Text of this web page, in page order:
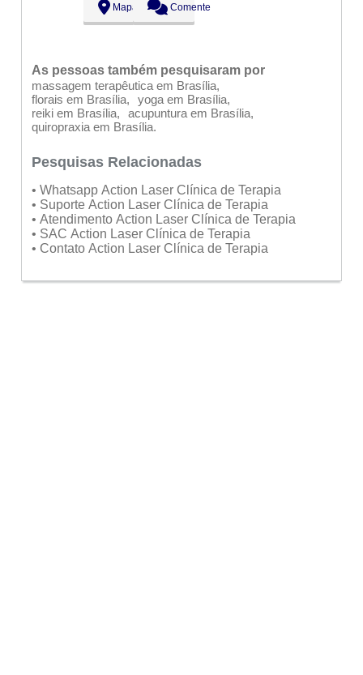
Mapa Comente
As pessoas também pesquisaram por
massagem terapêutica em Brasília
florais em Brasília
yoga em Brasília
reiki em Brasília
acupuntura em Brasília
quiropraxia em Brasília
Pesquisas Relacionadas
• Whatsapp Action Laser Clínica de Terapia
• Suporte Action Laser Clínica de Terapia
• Atendimento Action Laser Clínica de Terapia
• SAC Action Laser Clínica de Terapia
• Contato Action Laser Clínica de Terapia